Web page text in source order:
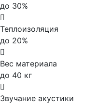
до 30%
Теплоизоляция
до 20%
Вес материала
до 40 кг
Звучание акустики